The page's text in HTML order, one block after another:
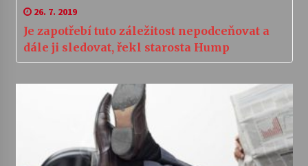
26. 7. 2019
Je zapotřebí tuto záležitost nepodceňovat a
dále ji sledovat, řekl starosta Hump